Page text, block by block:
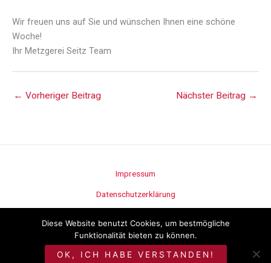
Wir freuen uns auf Sie und wünschen Ihnen eine schöne
Woche!
Ihr Metzgerei Seitz Team
← Vorheriger Beitrag Nächster Beitrag →
Impressum
Datenschutzerklärung
©Metzgerei Seitz
Diese Website benutzt Cookies, um bestmögliche
Funktionalität bieten zu können.
OK, ICH HABE VERSTANDEN!